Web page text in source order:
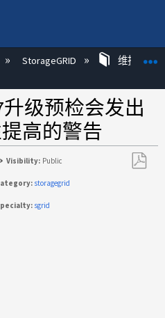
StorageGRID 维护
升级预检会发出
高的警告
Visibility: Public
storagegrid
sgrid